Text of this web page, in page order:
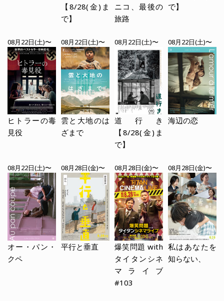
【8/28(金)ま
で】
ニコ、最後の
旅路
で】
08月22日(土)〜
ヒトラーの毒
見役
08月22日(土)〜
雲と大地のは
ざまで
08月22日(土)〜
道行き
【8/28(金)ま
で】
08月22日(土)〜
海辺の恋
08月22日(土)〜
オー・パン・
クペ
08月28日(金)〜
平行と垂直
08月28日(金)〜
爆笑問題 with
タイタンシネ
マライブ
#103
08月28日(金)〜
私はあなたを
知らない、